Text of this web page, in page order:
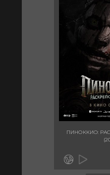
ПИНОККИО: